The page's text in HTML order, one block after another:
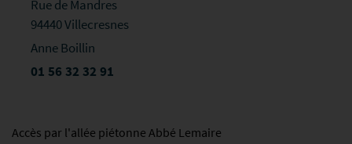
Rue de Mandres
94440 Villecresnes
Anne Boillin
01 56 32 32 91
Accès par l'allée piétonne Abbé Lemaire